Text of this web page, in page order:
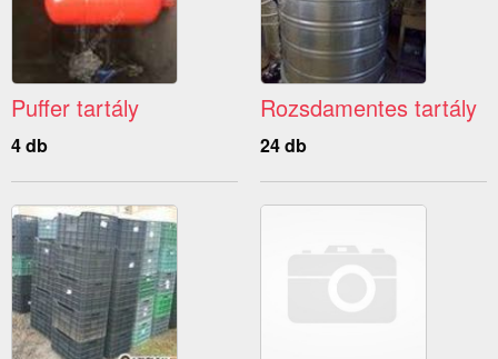
Puffer tartály
4 db
Rozsdamentes tartály
24 db